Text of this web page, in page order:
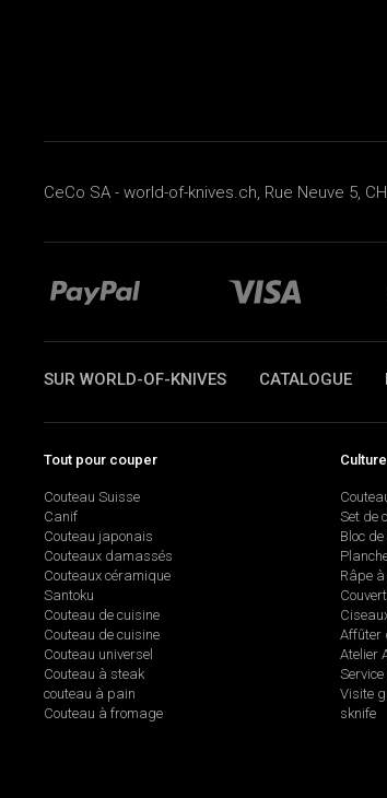
CeCo SA - world-of-knives.ch, Rue Neuve 5,
SUR WORLD-OF-KNIVES CATALOGUE
Tout pour couper
Couteau Suisse
Canif
Couteau japonais
Couteaux damassés
Couteaux céramique
Santoku
Couteau de cuisine
Couteau de cuisine
Couteau universel
Couteau à steak
couteau à pain
Couteau à fromage
Set de
Bloc
Râpe
Affûter
Atelier
Visite
sknife